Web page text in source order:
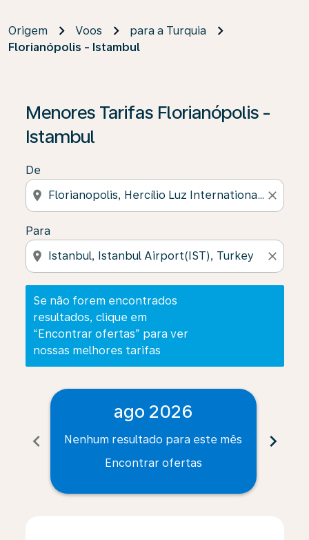
Origem Voos
para a Turquia
Florianópolis - Istambul
Menores Tarifas Florianópolis -
Istambul
De
location_on close
Para
location_on close
Se não forem encontrados
resultados, clique em
“Encontrar ofertas” para ver
nossas melhores tarifas
Se não forem encontrados resultados, clique em
chevron_left
ago 2026
Nenhum resultado para este mês
Encontrar ofertas
chevron_right